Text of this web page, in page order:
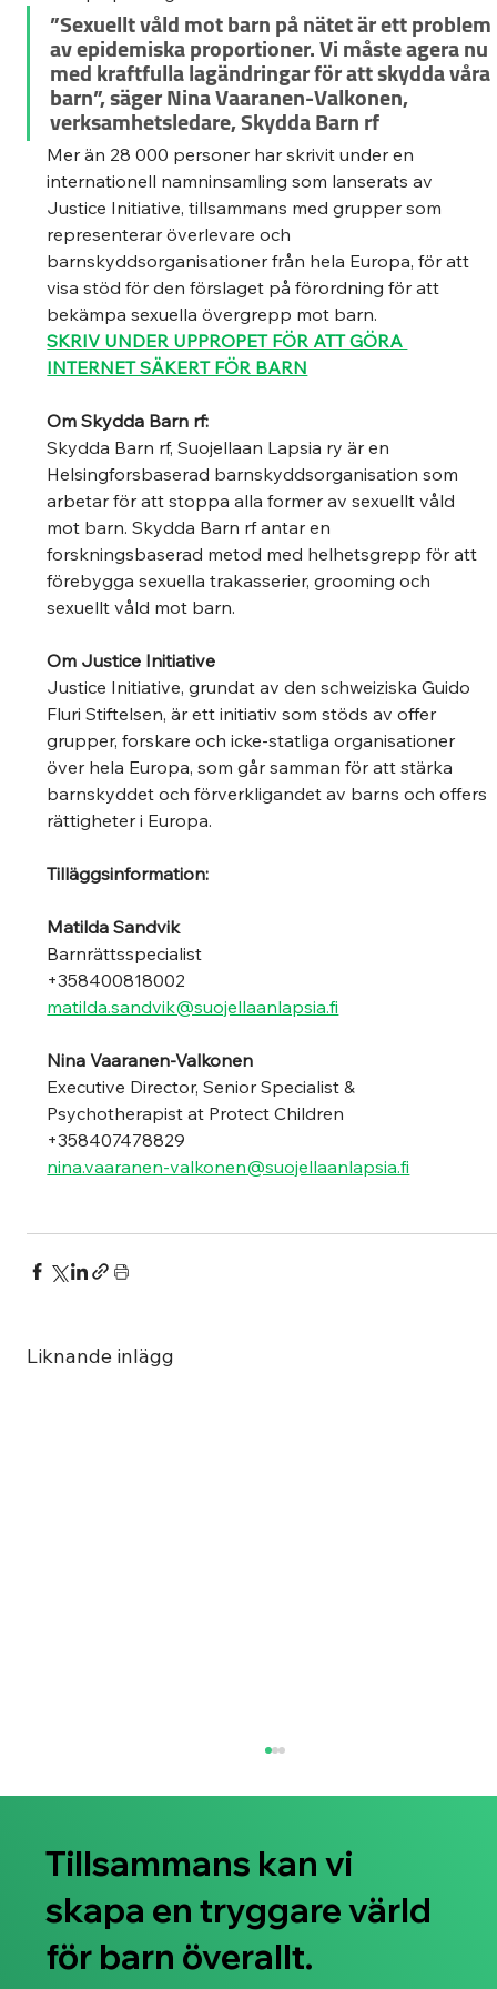
”Sexuellt våld mot barn på nätet är ett problem
av epidemiska proportioner. Vi måste agera nu
med kraftfulla lagändringar för att skydda våra
barn”, säger Nina Vaaranen-Valkonen,
verksamhetsledare, Skydda Barn rf
Mer än 28 000 personer har skrivit under en
internationell namninsamling som lanserats av
Justice Initiative, tillsammans med grupper som
representerar överlevare och
barnskyddsorganisationer från hela Europa, för att
visa stöd för den förslaget på förordning för att
bekämpa sexuella övergrepp mot barn.
SKRIV UNDER UPPROPET FÖR ATT GÖRA
INTERNET SÄKERT FÖR BARN
Om Skydda Barn rf:
Skydda Barn rf, Suojellaan Lapsia ry är en
Helsingforsbaserad barnskyddsorganisation som
arbetar för att stoppa alla former av sexuellt våld
mot barn. Skydda Barn rf antar en
forskningsbaserad metod med helhetsgrepp för att
förebygga sexuella trakasserier, grooming och
sexuellt våld mot barn.
Om Justice Initiative
Justice Initiative, grundat av den schweiziska Guido
Fluri Stiftelsen, är ett initiativ som stöds av offer
grupper, forskare och icke-statliga organisationer
över hela Europa, som går samman för att stärka
barnskyddet och förverkligandet av barns och offers
rättigheter i Europa.
Tilläggsinformation:
Matilda Sandvik
Barnrättsspecialist
+358400818002
matilda.sandvik@suojellaanlapsia.fi
Nina Vaaranen-Valkonen
Executive Director, Senior Specialist &
Psychotherapist at Protect Children
+358407478829
nina.vaaranen-valkonen@suojellaanlapsia.fi
Liknande inlägg
Tillsammans kan vi
skapa en tryggare värld
för barn överallt.